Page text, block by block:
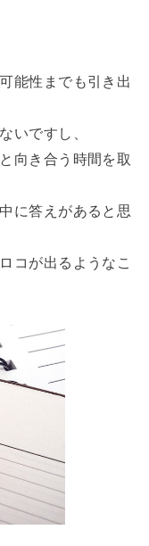
能性までも引き出
いですし、
向き合う時間を取
に答えがあると思
コが出るようなこ